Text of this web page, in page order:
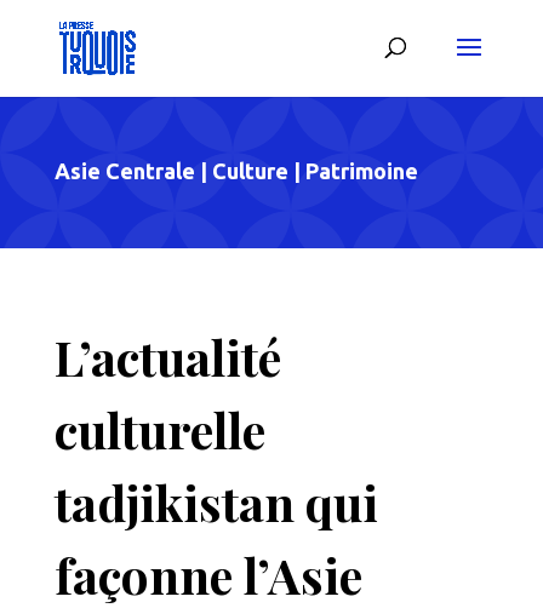
Asie Centrale Culture Patrimoine
L’actualité
culturelle
tadjikistan qui
façonne l’Asie